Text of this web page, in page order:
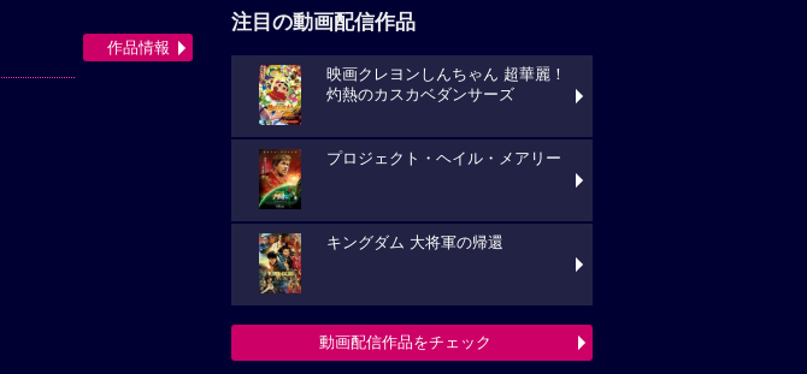
作品情報
注目の動画配信作品
映画クレヨンしんちゃん 超華麗！
灼熱のカスカベダンサーズ
プロジェクト・ヘイル・メアリー
キングダム 大将軍の帰還
動画配信作品をチェック